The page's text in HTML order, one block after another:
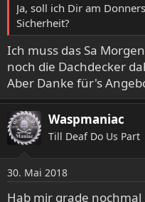
Ja, soll ich Dir am
Sicherheit?
Ich muss das Sa
noch die Dachdecker
Aber Danke für's
Waspmaniac
Till Deaf Do Us Part
30. Mai 2018
Hab mir grade